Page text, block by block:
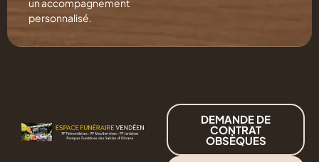
un accompagnement
personnalisé.
DEMANDE DE
CONTRAT
OBSÈQUES